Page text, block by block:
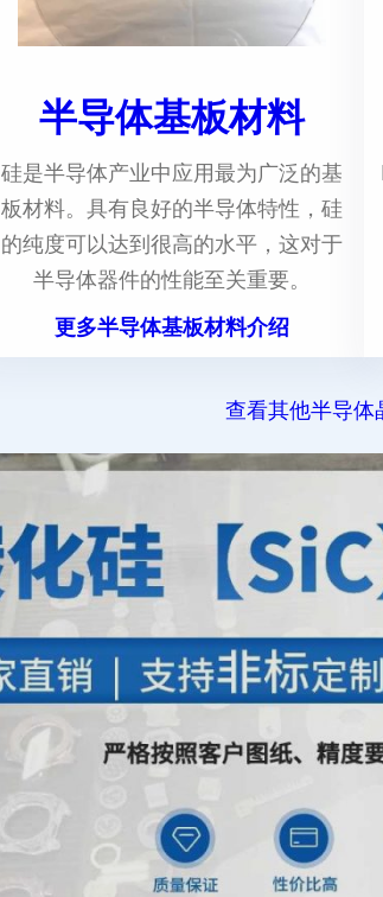
半导体基板材料
硅是半导体产业中应用最为广泛的基
板材料。具有良好的半导体特性，硅
的纯度可以达到很高的水平，这对于
半导体器件的性能至关重要。
更多半导体基板材料介绍
查看其他半导体